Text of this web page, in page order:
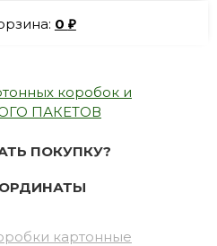
0 ₽
ПОКУПКУ?
картонные